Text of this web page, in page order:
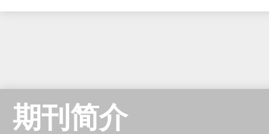
期刊简介